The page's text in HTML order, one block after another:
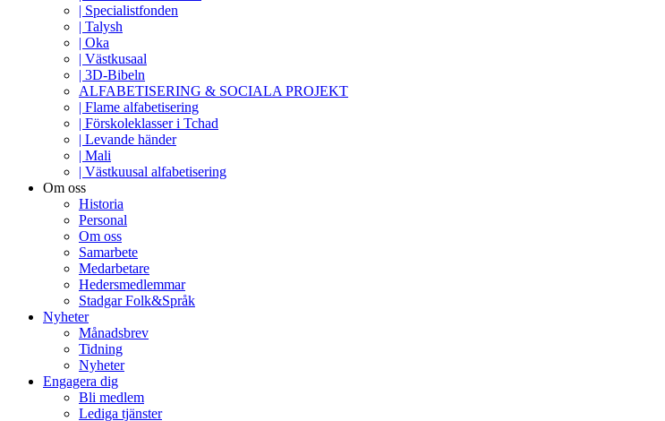
| Specialistfonden
| Talysh
| Oka
| Västkusaal
| 3D-Bibeln
ALFABETISERING & SOCIALA PROJEKT
| Flame alfabetisering
| Förskoleklasser i Tchad
| Levande händer
| Mali
| Västkuusal alfabetisering
Om oss
Historia
Personal
Om oss
Samarbete
Medarbetare
Hedersmedlemmar
Stadgar Folk&Språk
Nyheter
Månadsbrev
Tidning
Nyheter
Engagera dig
Bli medlem
Lediga tjänster